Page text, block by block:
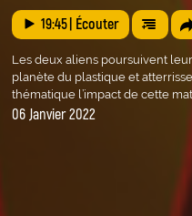
19:45| Écouter
Les deux aliens poursuivent
planète du plastique et
thématique l’impact de cette
06 Janvier 2022